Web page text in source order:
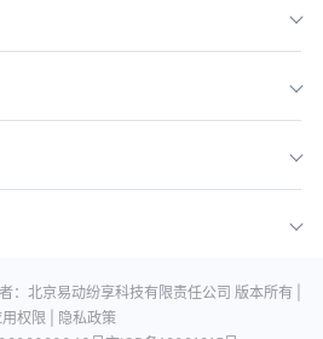
：北京易动纷享科技有限责任公司 版本所有 |
权限 |
隐私政策